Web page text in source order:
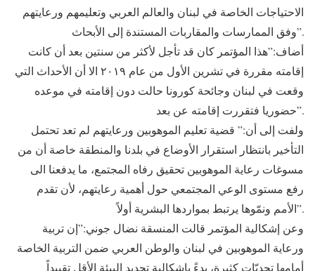
الاحتياجات الخاصة في لبنان والعالم العربي وتعليمهم ورعايتهم
وفق الممارسات والمقاربات المستندة إلى الأبحاث”.
أضاف:”هذا المؤتمر كان قد تأجل لأكثر من سنتين بعد أن كانت
إقامته مقررة في تشرين الأول من عام ٢٠١٩ الا أن الأحداث التي
وقعت في لبنان وجائحة كورونا حالت دون إقامته في موعده
حضوريا فتقررت إقامته عن بعد”.
ولفت إلى أن:” قضية تعليم الموهوبين ورعايتهم لم تعد تحتمل
التأخير بانتظار استقرار الأوضاع في بلدنا والمنطقة خاصة أن من
مسوغات رعاية الموهوبين تحقيق رفاه المجتمع، ما يدفعنا الى
رفع مستوى الوعي المجتمعي حول أهمية رعايتهم، لأن تقدم
الأمم ونمّوها يرتبط بمواردها البشرية أولاً”.
وعن إشكالية المؤتمر قالت المنسقة نضال جوني:”إن تربية
ورعاية الموهوبين في لبنان والوطن العربي ضمن التربية الخاصة
أمامها تحديّات كثيرة، بدءً بإشكالية تحديد البيئة الأقل تقييداً